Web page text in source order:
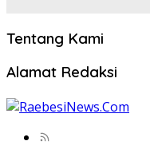
Tentang Kami
Alamat Redaksi